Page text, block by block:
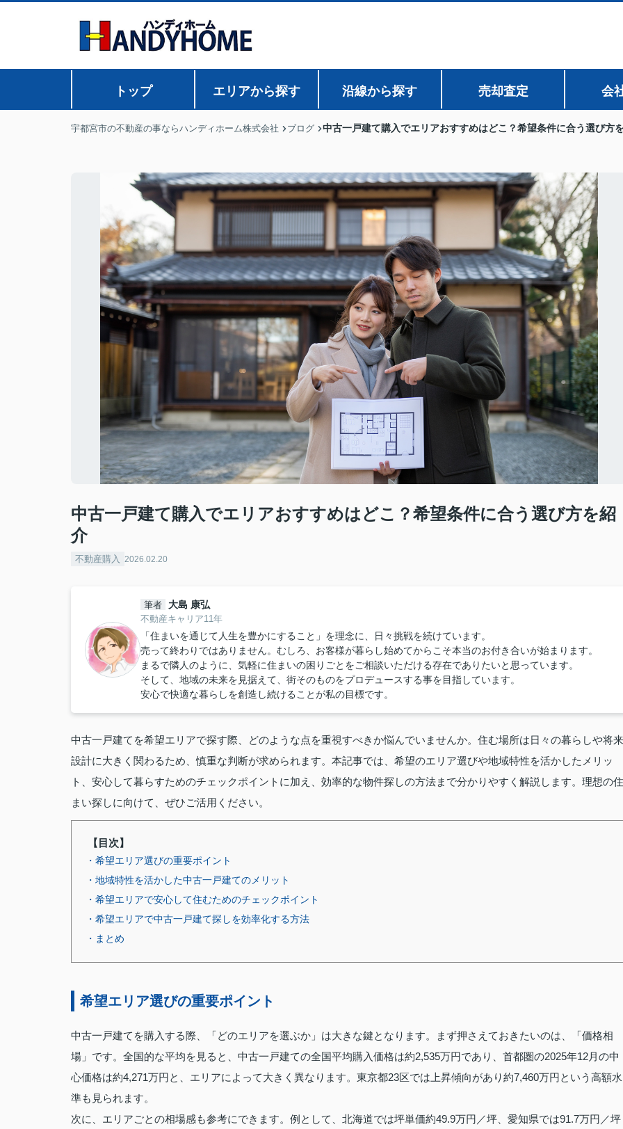
トップ エリアから探す 沿線から探す 売却査定 会
宇都宮市の不動産の事ならハンディホーム株式会社 ブログ 中古一戸建て購入でエリアおすすめはどこ？希望条件に合う選び方
中古一戸建て購入でエリアおすすめはどこ？希望条件に合う選び方を紹
介
不動産購入 2026.02.20
筆者 大島 康弘
不動産キャリア11年
「住まいを通じて人生を豊かにすること」を理念に、日々挑戦を続けています。
売って終わりではありません。むしろ、お客様が暮らし始めてからこそ本当のお付き合いが始まります。
まるで隣人のように、気軽に住まいの困りごとをご相談いただける存在でありたいと思っています。
そして、地域の未来を見据えて、街そのものをプロデュースする事を目指しています。
安心で快適な暮らしを創造し続けることが私の目標です。
中古一戸建てを希望エリアで探す際、どのような点を重視すべきか悩んでいませんか。住む場所は日々の暮らしや将来
設計に大きく関わるため、慎重な判断が求められます。本記事では、希望のエリア選びや地域特性を活かしたメリッ
ト、安心して暮らすためのチェックポイントに加え、効率的な物件探しの方法まで分かりやすく解説します。理想の住
まい探しに向けて、ぜひご活用ください。
【目次】
・希望エリア選びの重要ポイント
・地域特性を活かした中古一戸建てのメリット
・希望エリアで安心して住むためのチェックポイント
・希望エリアで中古一戸建て探しを効率化する方法
・まとめ
希望エリア選びの重要ポイント
中古一戸建てを購入する際、「どのエリアを選ぶか」は大きな鍵となります。まず押さえておきたいのは、「価格相
場」です。全国的な平均を見ると、中古一戸建ての全国平均購入価格は約2,535万円であり、首都圏の2025年12月の中
心価格は約4,271万円と、エリアによって大きく異なります。東京都23区では上昇傾向があり約7,460万円という高額水
準も見られます。
次に、エリアごとの相場感も参考にできます。例として、北海道では坪単価約49.9万円／坪、愛知県では91.7万円／坪